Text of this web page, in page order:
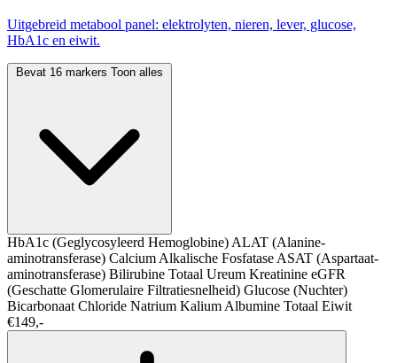
Uitgebreid metabool panel: elektrolyten, nieren, lever, glucose,
HbA1c en eiwit.
Bevat 16 markers Toon alles
HbA1c (Geglycosyleerd Hemoglobine) ALAT (Alanine-
aminotransferase) Calcium Alkalische Fosfatase ASAT (Aspartaat-
aminotransferase) Bilirubine Totaal Ureum Kreatinine eGFR
(Geschatte Glomerulaire Filtratiesnelheid) Glucose (Nuchter)
Bicarbonaat Chloride Natrium Kalium Albumine Totaal Eiwit
€149,-